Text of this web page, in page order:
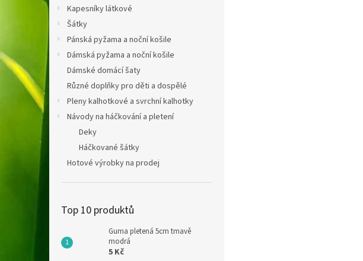
Kapesníky látkové
Šátky
Pánská pyžama a noční košile
Dámská pyžama a noční košile
Dámské domácí šaty
Různé doplňky pro děti a dospělé
Pleny kalhotkové a svrchní kalhotky
Návody na háčkování a pletení
Deky
Háčkované šátky
Hotové výrobky na prodej
Top 10 produktů
Guma pletená 5cm tmavě
modrá
5 Kč